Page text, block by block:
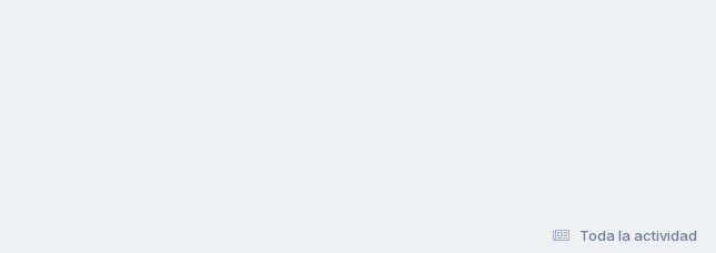
Toda la actividad